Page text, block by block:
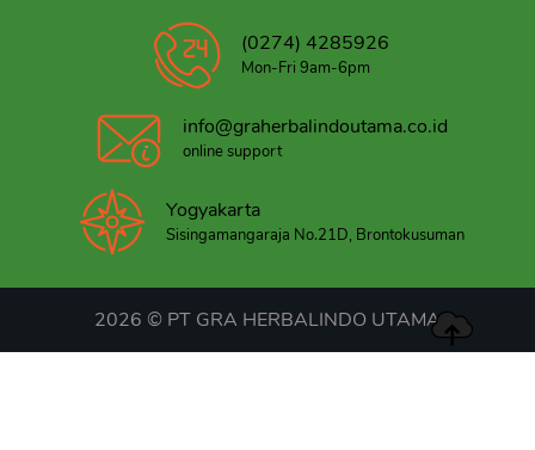
(0274) 4285926
Mon-Fri 9am-6pm
info@graherbalindoutama.co.id
online support
Yogyakarta
Sisingamangaraja No.21D, Brontokusuman
2026 © PT GRA HERBALINDO UTAMA